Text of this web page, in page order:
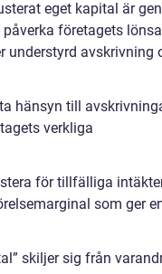
eget kapital är
företagets
understyrd avskrivning
hänsyn till
verkliga
för tillfälliga
som ger
skiljer sig från